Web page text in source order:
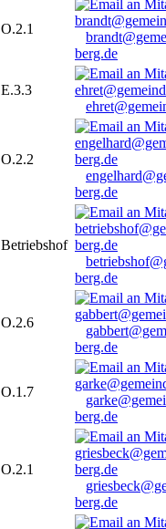
O.2.1
berg.de
E.3.3
O.2.2
berg.de
Betriebshof
berg.de
O.2.6
berg.de
O.1.7
berg.de
O.2.1
berg.de